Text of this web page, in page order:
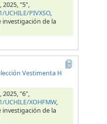
"5",
PIVXSO,
de la
Vestimenta H
"6",
XOHFMW,
de la